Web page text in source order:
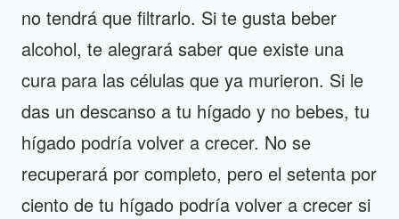
no tendrá que filtrarlo. Si te gusta beber
alcohol, te alegrará saber que existe una
cura para las células que ya murieron. Si le
das un descanso a tu hígado y no bebes, tu
hígado podría volver a crecer. No se
recuperará por completo, pero el setenta por
ciento de tu hígado podría volver a crecer si